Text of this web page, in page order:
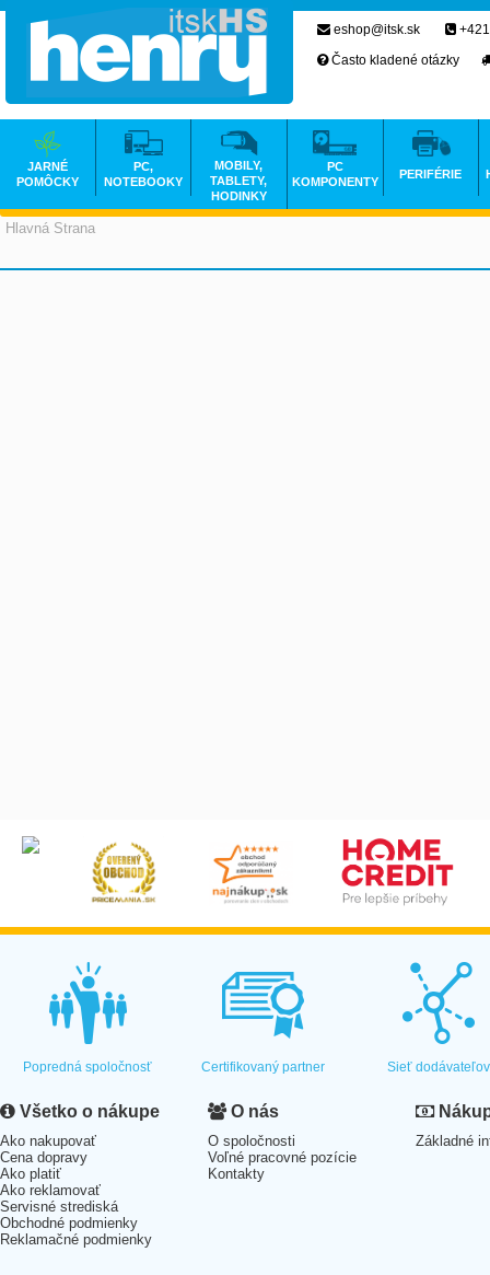
Hlavná Strana
eshop@itsk.sk
Často kladené otázky
JARNÉ
POMÔCKY
PC,
NOTEBOOKY
MOBILY,
TABLETY,
HODINKY
PC
KOMPONENTY
PERIFÉRIE
Popredná spoločnosť Certifikovaný partner Sieť dodávateľov
Všetko o nákupe
Ako nakupovať
Cena dopravy
Ako platiť
Ako reklamovať
Servisné strediská
Obchodné podmienky
Reklamačné podmienky
O nás
O spoločnosti
Voľné pracovné pozície
Kontakty
Základné